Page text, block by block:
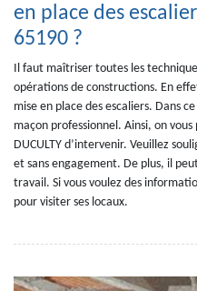
en place des
65190 ?
Il faut maîtriser toutes les
opérations de constructions. En
mise en place des escaliers. Dans
maçon professionnel. Ainsi, on vous
DUCULTY d’intervenir. Veuillez
et sans engagement. De plus, il
travail. Si vous voulez des
pour visiter ses locaux.